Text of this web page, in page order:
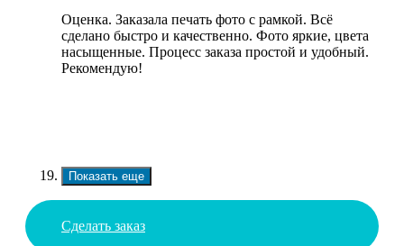
Оценка. Заказала печать фото с рамкой. Всё
сделано быстро и качественно. Фото яркие, цвета
насыщенные. Процесс заказа простой и удобный.
Рекомендую!
Показать еще
Сделать заказ